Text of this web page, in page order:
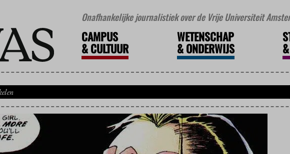
Onafhankelijke journalistiek over de Vrije Universiteit
CAMPUS
&CULTUUR
WETENSCHAP
&ONDERWIJS &